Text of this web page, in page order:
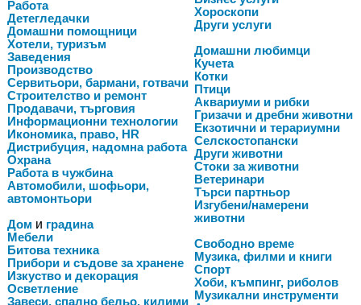
Работа
Детегледачки
Домашни помощници
Хотели, туризъм
Заведения
Производство
Сервитьори, бармани, готвачи
Строителство и ремонт
Продавачи, търговия
Информационни технологии
Икономика, право, HR
Дистрибуция, надомна работа
Охрана
Работа в чужбина
Автомобили, шофьори,
автомонтьори
Дом и градина
Мебели
Битова техника
Прибори и съдове за хранене
Изкуство и декорация
Осветление
Завеси, спално бельо, килими
Хороскопи
Други услуги
Домашни любимци
Кучета
Котки
Птици
Аквариуми и рибки
Гризачи и дребни животни
Екзотични и терариумни
Селскостопански
Други животни
Стоки за животни
Ветеринари
Търси партньор
Изгубени/намерени
животни
Свободно време
Музика, филми и книги
Спорт
Хоби, къмпинг, риболов
Музикални инструменти